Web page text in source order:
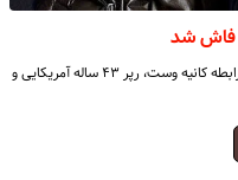
فاش شد
طی روزهای گذشته، شایعات جدیدی مبنی بر شروع رابطه کانیه وست، رپر ۴۳ ساله آمریکایی و